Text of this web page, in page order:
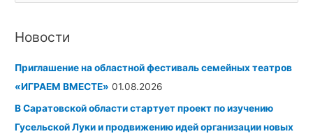
с
к
Новости
Приглашение на областной фестиваль семейных театров
«ИГРАЕМ ВМЕСТЕ» 01.08.2026
В Саратовской области стартует проект по изучению
Гусельской Луки и продвижению идей организации новых
и
ы
р
к
и